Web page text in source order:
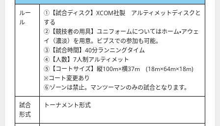
ルー
ル
①【試合ディスク】XCOM社製 アルティメットディスクと
する
②【競技者の用具】ユニフォームについてはホーム・アウェ
イ（濃淡）を用意。ビブスでの参加も可能。
③【試合時間】40分ランニングタイム
④【人数】7人制アルティメット
⑤【コートサイズ】縦100m×横37m (18m×64m×18m)
※コート変更あり
⑥ゾーンは禁止。マンツーマンのみの試合となります。
試合
形式
トーナメント形式